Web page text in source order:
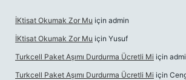
İKtisat Okumak Zor Mu için admin
İKtisat Okumak Zor Mu için Yusuf
Turkcell Paket Aşımı Durdurma Ücretli Mi için
Turkcell Paket Aşımı Durdurma Ücretli Mi için